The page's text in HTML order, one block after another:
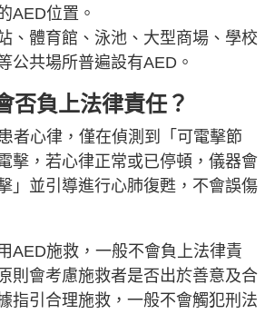
AED位置。
、體育館、泳池、大型商場、學校
公共場所普遍設有AED。
否負上法律責任？
者心律，僅在偵測到「可電擊節
擊，若心律正常或已停頓，儀器會
」並引導進行心肺復甦，不會誤傷
AED施救，一般不會負上法律責
則會考慮施救者是否出於善意及合
指引合理施救，一般不會觸犯刑法